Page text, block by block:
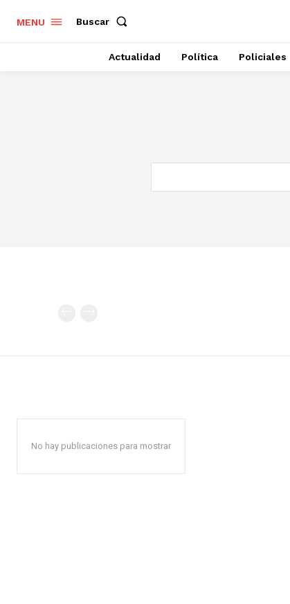
MENU Buscar
Actualidad Política Policiales
No hay publicaciones para mostrar